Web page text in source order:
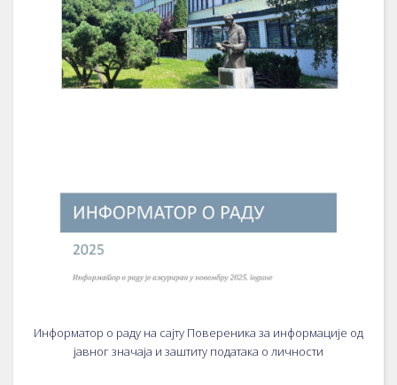
Информатор о раду на сајту Повереника за информације од
јавног значаја и заштиту података о личности